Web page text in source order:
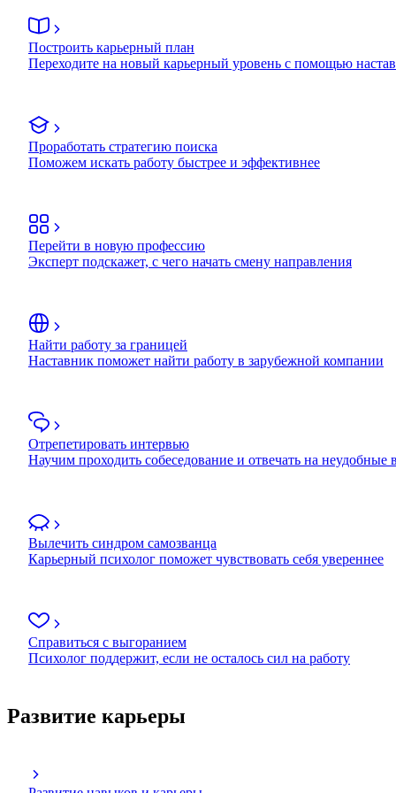
Построить карьерный план
Переходите на новый карьерный уровень с помощью
Проработать стратегию поиска
Поможем искать работу быстрее и эффективнее
Перейти в новую профессию
Эксперт подскажет, с чего начать смену направления
Найти работу за границей
Наставник поможет найти работу в зарубежной компании
Отрепетировать интервью
Научим проходить собеседование и отвечать на неудобные
Вылечить синдром самозванца
Карьерный психолог поможет чувствовать себя увереннее
Справиться с выгоранием
Психолог поддержит, если не осталось сил на работу
Развитие карьеры